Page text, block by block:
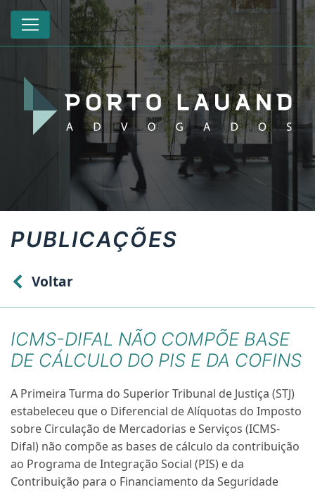
PUBLICAÇÕES
Voltar
ICMS-DIFAL NÃO COMPÕE BASE
DE CÁLCULO DO PIS E DA COFINS
A Primeira Turma do Superior Tribunal de Justiça (STJ)
estabeleceu que o Diferencial de Alíquotas do Imposto
sobre Circulação de Mercadorias e Serviços (ICMS-
Difal) não compõe as bases de cálculo da contribuição
ao Programa de Integração Social (PIS) e da
Contribuição para o Financiamento da Seguridade